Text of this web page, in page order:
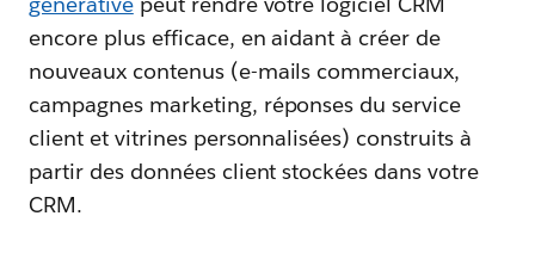
encore plus efficace, en aidant à créer de
nouveaux contenus (e-mails commerciaux,
campagnes marketing, réponses du service
client et vitrines personnalisées) construits à
partir des données client stockées dans votre
CRM.